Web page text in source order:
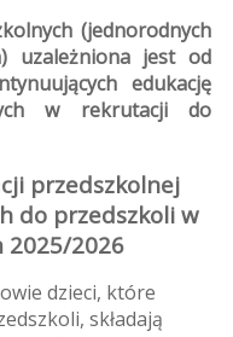
(jednorodnych
uzależniona jest od
edukację
w rekrutacji do
przedszkolnej
do przedszkoli w
2025/2026
dzieci, które
składają